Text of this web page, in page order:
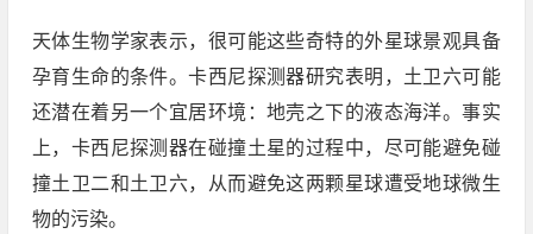
天体生物学家表示，很可能这些奇特的外星球景观具备
孕育生命的条件。卡西尼探测器研究表明，土卫六可能
还潜在着另一个宜居环境：地壳之下的液态海洋。事实
上，卡西尼探测器在碰撞土星的过程中，尽可能避免碰
撞土卫二和土卫六，从而避免这两颗星球遭受地球微生
物的污染。